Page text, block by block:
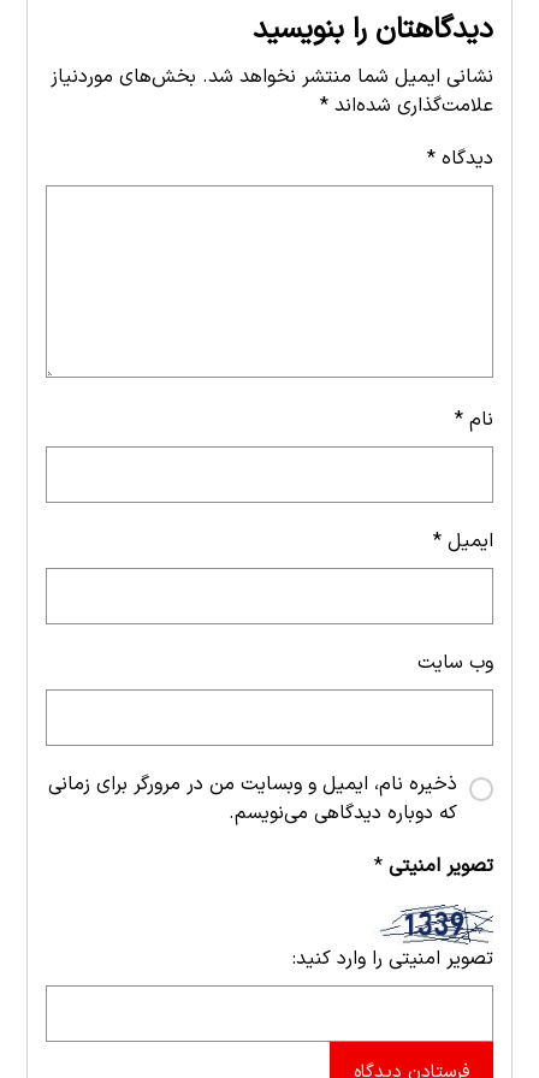
دیدگاهتان را بنویسید
نشانی ایمیل شما منتشر نخواهد شد. بخش‌های موردنیاز
علامت‌گذاری شده‌اند*
دیدگاه*
نام*
ایمیل*
وب‌ سایت
ذخیره نام، ایمیل و وبسایت من در مرورگر برای زمانی
که دوباره دیدگاهی می‌نویسم.
تصویر امنیتی*
تصویر امنیتی را وارد کنید: